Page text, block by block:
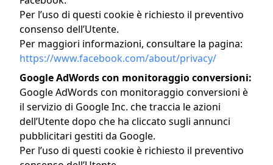
Per l’uso di questi cookie è richiesto il preventivo
consenso dell’Utente.
Per maggiori informazioni, consultare la pagina:
https://www.facebook.com/about/privacy/
Google AdWords con monitoraggio conversioni:
Google AdWords con monitoraggio conversioni è
il servizio di Google Inc. che traccia le azioni
dell’Utente dopo che ha cliccato sugli annunci
pubblicitari gestiti da Google.
Per l’uso di questi cookie è richiesto il preventivo